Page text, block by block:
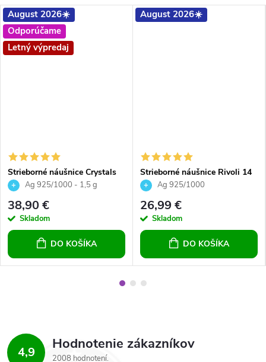
August 2026☀️
Odporúčame
Letný výpredaj
Strieborné náušnice Crystals
krúžky Vitrail Medium
Ag 925/1000 - 1,5 g
38,90 €
Skladom
DO KOŠÍKA
August 2026☀️
Strieborné náušnice Rivoli 14
mm Crystal číre pre dievčatá
Ag 925/1000
26,99 €
Skladom
DO KOŠÍKA
4,9 Hodnotenie zákazníkov
2008 hodnotení